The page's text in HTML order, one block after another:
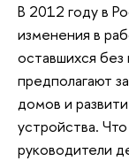
В 2012 году в
изменения в
оставшихся
предполагают
домов и
устройства.
руководители